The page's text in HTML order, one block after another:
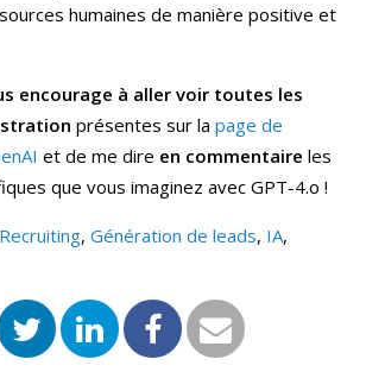
humaines de manière positive et
encourage à aller voir toutes les
présentes sur la page de
et de me dire en commentaire les
que vous imaginez avec GPT-4.o !
, Génération de leads, IA,